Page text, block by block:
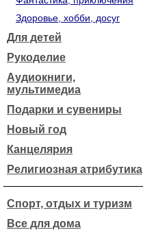
Здоровье, хобби, досуг
Для детей
Рукоделие
Аудиокниги,
мультимедиа
Подарки и сувениры
Новый год
Канцелярия
Религиозная атрибутика
Спорт, отдых и туризм
Все для дома